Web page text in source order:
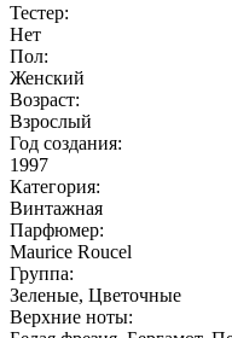
Тестер:
Нет
Пол:
Женский
Возраст:
Взрослый
Год создания:
1997
Категория:
Винтажная
Парфюмер:
Maurice Roucel
Группа:
Зеленые, Цветочные
Верхние ноты: